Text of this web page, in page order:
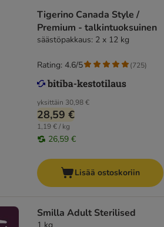
Tigerino Canada Style /
Premium - talkintuoksuinen
säästöpakkaus: 2 x 12 kg
yksittäin 30,98 €
28,59 €
1,19 € / kg
26,59 €
Rating: 4.6/5 (725)
Lisää ostoskoriin
Smilla Adult Sterilised